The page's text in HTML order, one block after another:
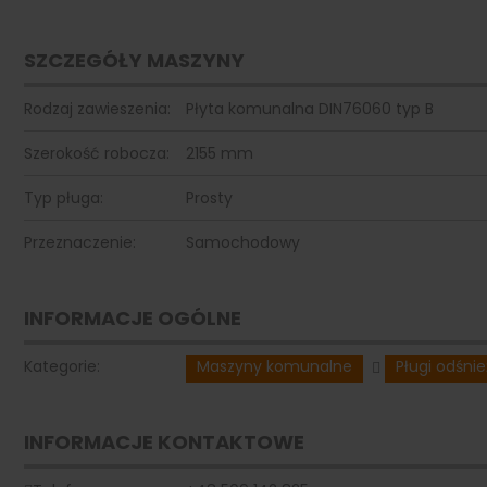
SZCZEGÓŁY MASZYNY
Rodzaj zawieszenia: Płyta komunalna DIN76060 typ B
Szerokość robocza: 2155 mm
Typ pługa: Prosty
Przeznaczenie: Samochodowy
INFORMACJE OGÓLNE
Kategorie: Maszyny komunalne Pługi
INFORMACJE KONTAKTOWE